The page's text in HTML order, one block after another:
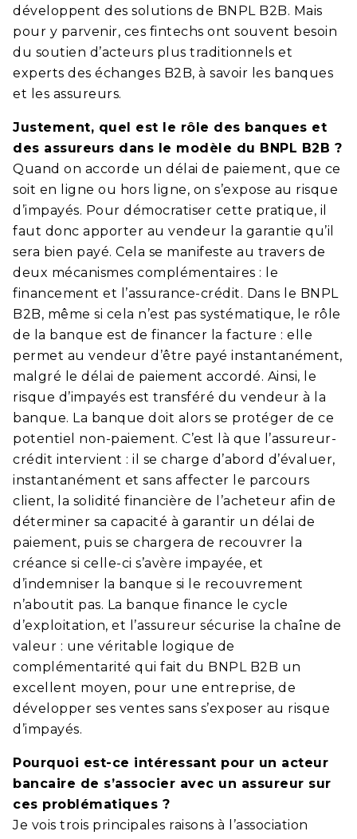
développent des solutions de BNPL B2B. Mais
pour y parvenir, ces fintechs ont souvent besoin
du soutien d’acteurs plus traditionnels et
experts des échanges B2B, à savoir les banques
et les assureurs.
Justement, quel est le rôle des banques et
des assureurs dans le modèle du BNPL B2B ?
Quand on accorde un délai de paiement, que ce
soit en ligne ou hors ligne, on s’expose au risque
d’impayés. Pour démocratiser cette pratique, il
faut donc apporter au vendeur la garantie qu’il
sera bien payé. Cela se manifeste au travers de
deux mécanismes complémentaires : le
financement et l’assurance-crédit. Dans le BNPL
B2B, même si cela n’est pas systématique, le rôle
de la banque est de financer la facture : elle
permet au vendeur d’être payé instantanément,
malgré le délai de paiement accordé. Ainsi, le
risque d’impayés est transféré du vendeur à la
banque. La banque doit alors se protéger de ce
potentiel non-paiement. C’est là que l’assureur-
crédit intervient : il se charge d’abord d’évaluer,
instantanément et sans affecter le parcours
client, la solidité financière de l’acheteur afin de
déterminer sa capacité à garantir un délai de
paiement, puis se chargera de recouvrer la
créance si celle-ci s’avère impayée, et
d’indemniser la banque si le recouvrement
n’aboutit pas. La banque finance le cycle
d’exploitation, et l’assureur sécurise la chaîne de
valeur : une véritable logique de
complémentarité qui fait du BNPL B2B un
excellent moyen, pour une entreprise, de
développer ses ventes sans s’exposer au risque
d’impayés.
Pourquoi est-ce intéressant pour un acteur
bancaire de s’associer avec un assureur sur
ces problématiques ?
Je vois trois principales raisons à l’association